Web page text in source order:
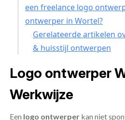
een freelance logo
ontwerper in Wortel?
Gerelateerde artikelen
& huisstijl ontwerpen
Logo ontwerper
Werkwijze
Een logo ontwerper kan niet